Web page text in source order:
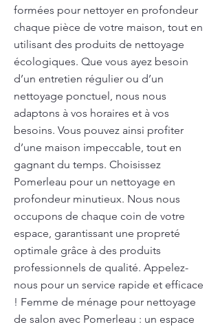
formées pour nettoyer en profondeur
chaque pièce de votre maison, tout en
utilisant des produits de nettoyage
écologiques. Que vous ayez besoin
d’un entretien régulier ou d’un
nettoyage ponctuel, nous nous
adaptons à vos horaires et à vos
besoins. Vous pouvez ainsi profiter
d’une maison impeccable, tout en
gagnant du temps. Choisissez
Pomerleau pour un nettoyage en
profondeur minutieux. Nous nous
occupons de chaque coin de votre
espace, garantissant une propreté
optimale grâce à des produits
professionnels de qualité. Appelez-
nous pour un service rapide et efficace
! Femme de ménage pour nettoyage
de salon avec Pomerleau : un espace